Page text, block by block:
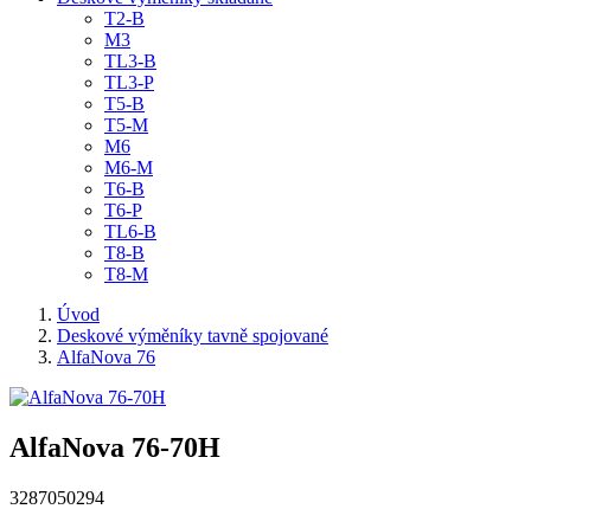
T2-B
M3
TL3-B
TL3-P
T5-B
T5-M
M6
M6-M
T6-B
T6-P
TL6-B
T8-B
T8-M
Úvod
Deskové výměníky tavně spojované
AlfaNova 76
AlfaNova 76-70H
3287050294